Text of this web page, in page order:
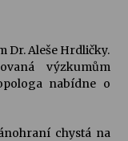
Quijotova
Dr. Aleše Hrdličky.
výzkumům
nabídne o
chystá na